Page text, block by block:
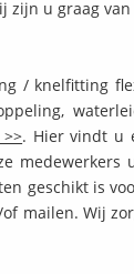
zijn u graag
/ knelfitting
. Hier vindt u
geschikt is
mailen. Wij